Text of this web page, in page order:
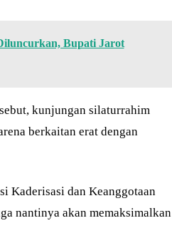
Bupati Jarot
kunjungan silaturrahim
berkaitan erat dengan
Kaderisasi dan Keanggotaan
nantinya akan memaksimalkan